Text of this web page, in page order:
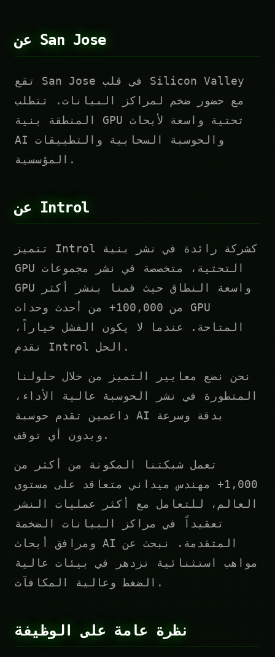
عن San Jose
تقع San Jose في قلب Silicon Valley
مع حضور ضخم لمراكز البيانات. تتطلب
المنطقة بنية GPU تحتية واسعة لأبحاث
AI والحوسبة السحابية والتطبيقات
المؤسسية.
عن Introl
تتميز Introl كشركة رائدة في نشر بنية
GPU التحتية، متخصصة في نشر مجموعات
GPU واسعة النطاق حيث قمنا بنشر أكثر
من 100,000+ من أحدث وحدات GPU
المتاحة. عندما لا يكون الفشل خياراً،
تقدم Introl الحل.
نحن نضع معايير التميز من خلال حلولنا
المتطورة في نشر الحوسبة عالية الأداء،
داعمين تقدم حوسبة AI بدقة وسرعة
وبدون أي توقف.
تعمل شبكتنا المكونة من أكثر من
1,000+ مهندس ميداني متعاقد على مستوى
العالم، للتعامل مع أكثر عمليات النشر
تعقيداً في مراكز البيانات الضخمة
ومرافق أبحاث AI المتقدمة. نبحث عن
مواهب استثنائية تزدهر في بيئات عالية
الضغط وعالية المكافآت.
نظرة عامة على الوظيفة